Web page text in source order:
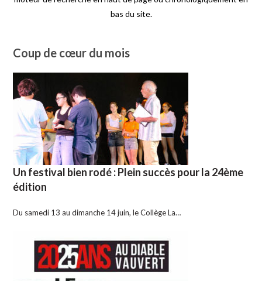
bas du site.
Coup de cœur du mois
Un festival bien rodé : Plein succès pour la 24ème
édition
Du samedi 13 au dimanche 14 juin, le Collège La…